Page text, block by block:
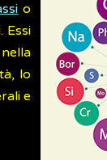
o
Essi
lo
e